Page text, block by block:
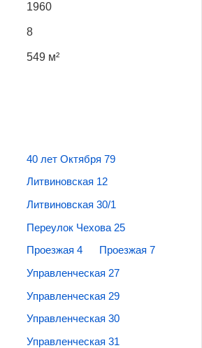
1960
8
549 м²
40 лет Октября 79
Литвиновская 12
Литвиновская 30/1
Переулок Чехова 25
Проезжая 4 Проезжая 7
Управленческая 27
Управленческая 29
Управленческая 30
Управленческая 31